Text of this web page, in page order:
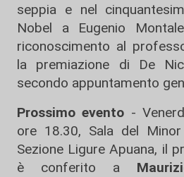
seppia e nel
Nobel a Eugenio
riconoscimento al
la premiazione di De
secondo appuntamento
Prossimo evento -
ore 18.30, Sala del
Sezione Ligure Apuana, il
è conferito a